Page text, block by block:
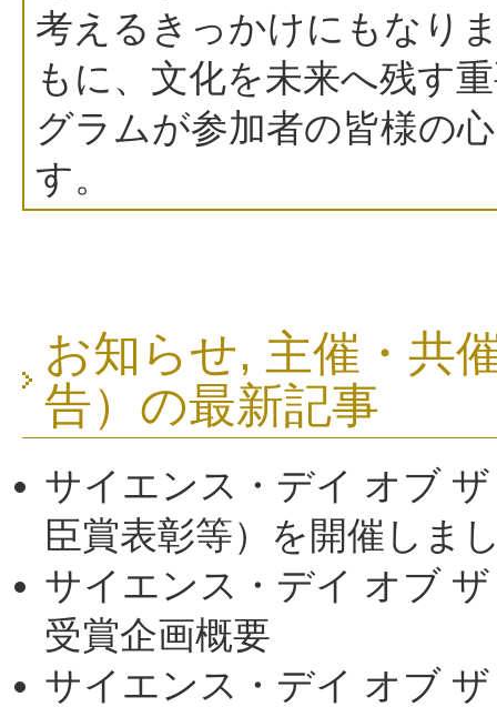
考えるきっかけにもなり
もに、文化を未来へ残す
グラムが参加者の皆様の
す。
お知らせ, 主催・共
告） の最新記事
サイエンス・デイ オブ
臣賞表彰等）を開催しま
サイエンス・デイ オブ
受賞企画概要
サイエンス・デイ オブ